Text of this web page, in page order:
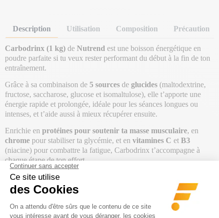
Description Utilisation Composition Précaution
Carbodrinx (1 kg) de Nutrend est une boisson énergétique en
poudre parfaite si tu veux rester performant du début à la fin de ton
entraînement.
Grâce à sa combinaison de 5 sources de glucides (maltodextrine,
fructose, saccharose, glucose et isomaltulose), elle t’apporte une
énergie rapide et prolongée, idéale pour les séances longues ou
intenses, et t’aide aussi à mieux récupérer ensuite.
Enrichie en protéines pour soutenir ta masse musculaire, en
chrome pour stabiliser ta glycémie, et en vitamines C et B3
(niacine) pour combattre la fatigue, Carbodrinx t’accompagne à
chaque étape de ton effort.
Tu peux la consommer
tes besoins : un vrai coup de pouce pour performer et récupérer
efficacement.
Disponible en deux saveurs fraîches : CitronetPastèque